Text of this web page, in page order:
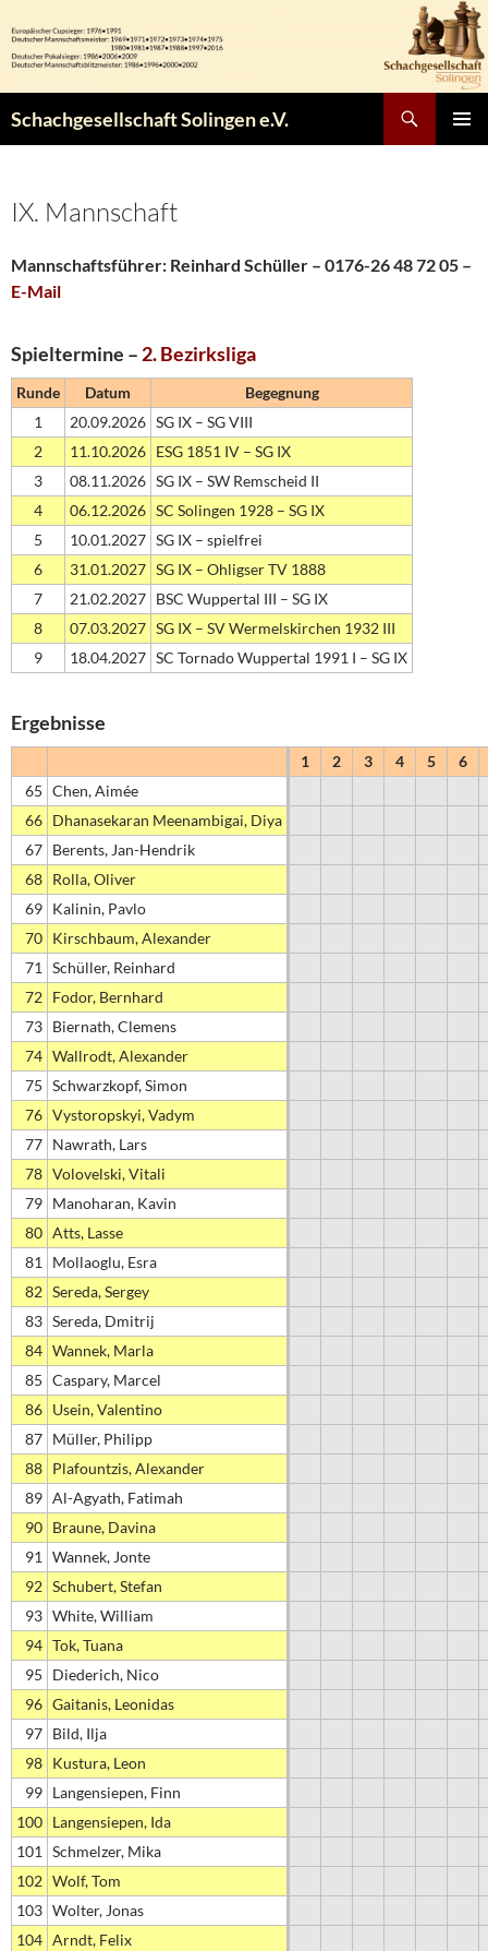
Inhalt
springen
Schachgesellschaft Solingen e.V.
IX. Mannschaft
Mannschaftsführer: Reinhard Schüller – 0176-26 48 72 05 –
E-Mail
Spieltermine – 2. Bezirksliga
Runde Datum
Begegnung
1
20.09.2026 SG IX – SG VIII
2
11.10.2026 ESG 1851 IV – SG IX
3
08.11.2026 SG IX – SW Remscheid II
4
06.12.2026 SC Solingen 1928 – SG IX
5
10.01.2027 SG IX – spielfrei
6
31.01.2027 SG IX – Ohligser TV 1888
7
21.02.2027 BSC Wuppertal III – SG IX
8
07.03.2027 SG IX – SV Wermelskirchen 1932 III
9
18.04.2027 SC Tornado Wuppertal 1991 I – SG IX
Ergebnisse
1 2 3 4 5
6
65 Chen, Aimée
66 Dhanasekaran Meenambigai, Diya
67 Berents, Jan-Hendrik
68 Rolla, Oliver
69 Kalinin, Pavlo
70 Kirschbaum, Alexander
71
Schüller, Reinhard
72 Fodor, Bernhard
73 Biernath, Clemens
74 Wallrodt, Alexander
75 Schwarzkopf, Simon
76 Vystoropskyi, Vadym
77 Nawrath, Lars
78 Volovelski, Vitali
79 Manoharan, Kavin
80 Atts, Lasse
81
Mollaoglu, Esra
82 Sereda, Sergey
83 Sereda, Dmitrij
84 Wannek, Marla
85 Caspary, Marcel
86 Usein, Valentino
87 Müller, Philipp
88 Plafountzis, Alexander
89 Al-Agyath, Fatimah
90 Braune, Davina
91
Wannek, Jonte
92 Schubert, Stefan
93 White, William
94 Tok, Tuana
95
Diederich, Nico
96 Gaitanis, Leonidas
97 Bild, Ilja
98 Kustura, Leon
99 Langensiepen, Finn
100 Langensiepen, Ida
101
Schmelzer, Mika
102 Wolf, Tom
103 Wolter, Jonas
104 Arndt, Felix